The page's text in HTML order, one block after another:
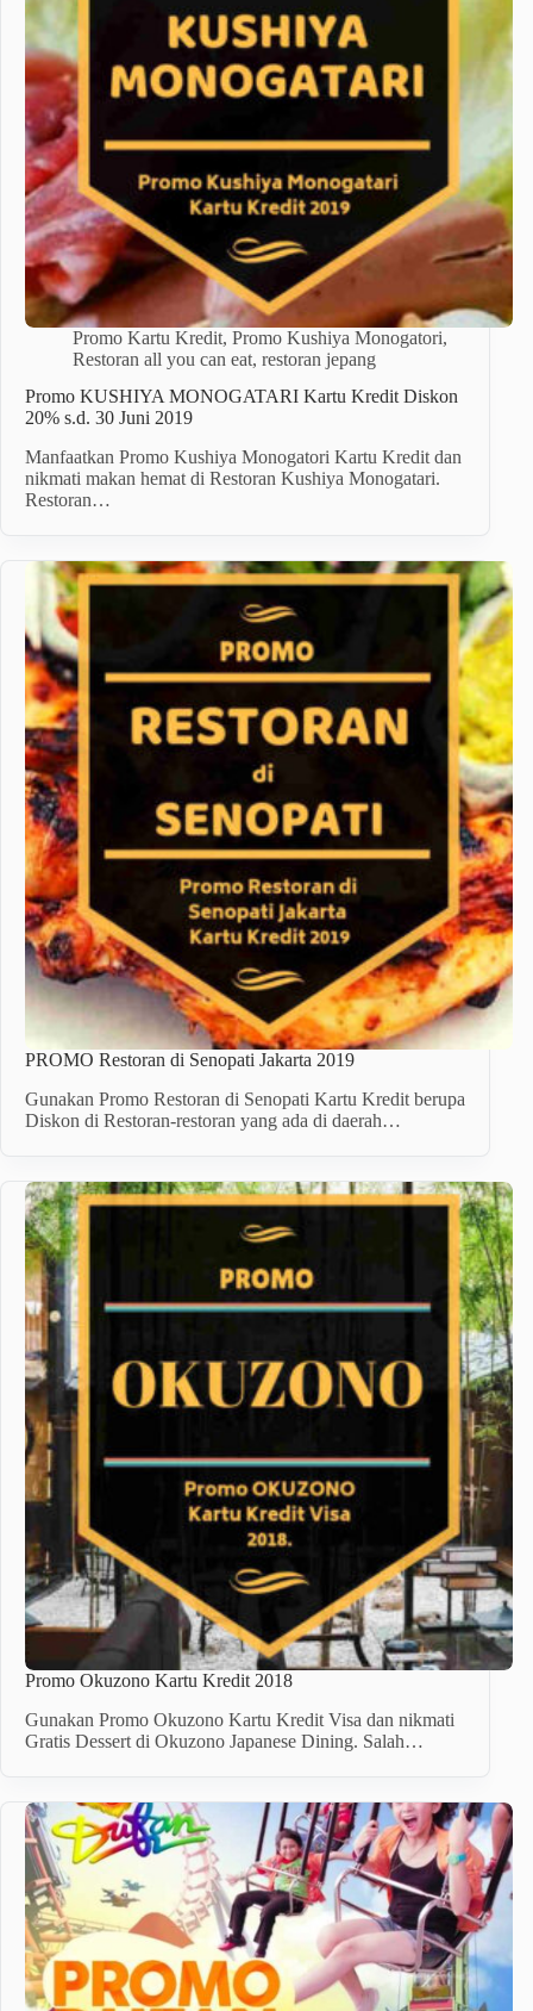
Promo Kartu Kredit, Promo Kushiya Monogatori,
Restoran all you can eat, restoran jepang
Promo KUSHIYA MONOGATARI Kartu Kredit Diskon
20% s.d. 30 Juni 2019
Manfaatkan Promo Kushiya Monogatori Kartu Kredit dan
nikmati makan hemat di Restoran Kushiya Monogatari.
Restoran…
PROMO Restoran di Senopati Jakarta 2019
Gunakan Promo Restoran di Senopati Kartu Kredit berupa
Diskon di Restoran-restoran yang ada di daerah…
Promo Okuzono Kartu Kredit 2018
Gunakan Promo Okuzono Kartu Kredit Visa dan nikmati
Gratis Dessert di Okuzono Japanese Dining. Salah…